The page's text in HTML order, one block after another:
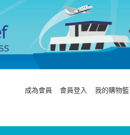
成為會員 會員登入 我的購物籃